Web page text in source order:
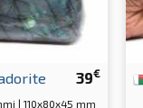
39€
| 110x80x45 mm